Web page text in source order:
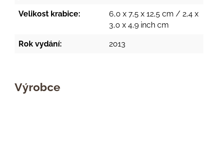
Velikost krabice:
6,0 x 7,5 x 12,5 cm / 2,4 x
3,0 x 4,9 inch cm
Rok vydání: 2013
Výrobce